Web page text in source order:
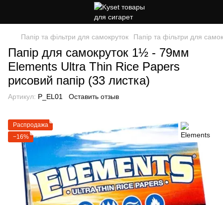
Папір та фільтри для самокруток Папір та фільтри для
Папір для самокруток 1½ - 79мм
Elements Ultra Thin Rice Papers
рисовий папір (33 листка)
Артикул: P_EL01 Оставить отзыв
Распродажа
−16%